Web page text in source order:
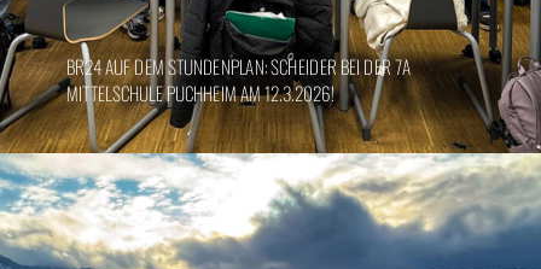
BR24 AUF DEM STUNDENPLAN: SCHEIDER BEI DER 7A
MITTELSCHULE PUCHHEIM AM 12.3.2026!